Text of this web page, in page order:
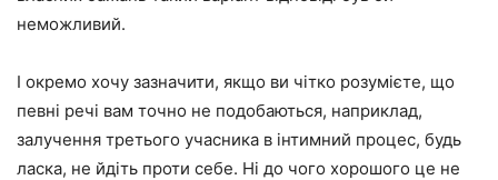
неможливий.
І окремо хочу зазначити, якщо ви чітко розумієте, що
певні речі вам точно не подобаються, наприклад,
залучення третього учасника в інтимний процес, будь
ласка, не йдіть проти себе. Ні до чого хорошого це не